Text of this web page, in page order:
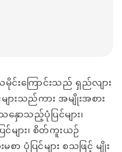
င်းကြောင်းသည် ရှည်လျား
ျားသည်ကား အမျိုးအစား
သည့်ပုံပြင်များ၊
များ၊ စိတ်ကူးယဉ်
ာ ပုံပြင်များ စသဖြင့် မျိုး